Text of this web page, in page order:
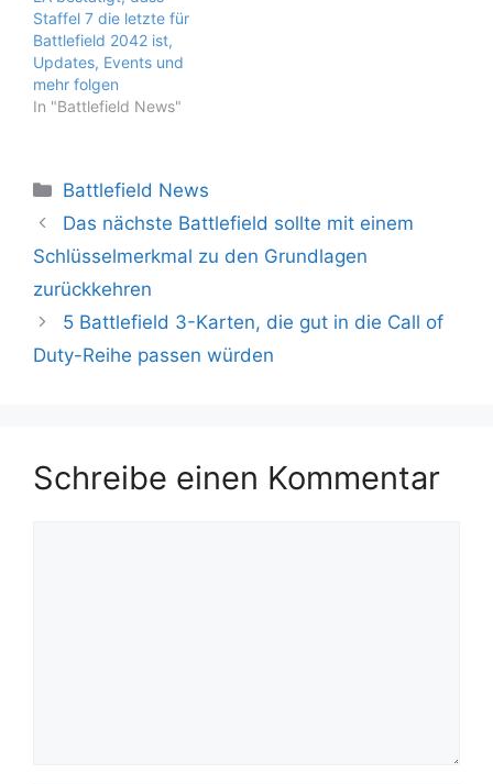
Staffel 7 die letzte für
Battlefield 2042 ist,
Updates, Events und
mehr folgen
In "Battlefield News"
Kategorien
Battlefield News
Das nächste Battlefield sollte mit einem
Schlüsselmerkmal zu den Grundlagen
zurückkehren
5 Battlefield 3-Karten, die gut in die Call of
Duty-Reihe passen würden
Schreibe einen Kommentar